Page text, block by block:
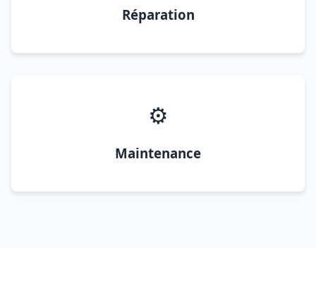
Réparation
⚙️
Maintenance